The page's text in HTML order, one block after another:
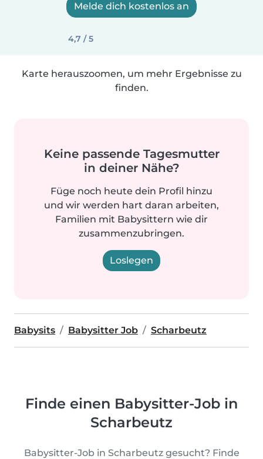
Melde dich kostenlos an
4,7 / 5
Karte herauszoomen, um mehr Ergebnisse zu
finden.
Keine passende Tagesmutter
in deiner Nähe?
Füge noch heute dein Profil hinzu
und wir werden hart daran arbeiten,
Familien mit Babysittern wie dir
zusammenzubringen.
Loslegen
Babysits Babysitter Job Scharbeutz
Finde einen Babysitter-Job in
Scharbeutz
Babysitter-Job in Scharbeutz gesucht? Finde